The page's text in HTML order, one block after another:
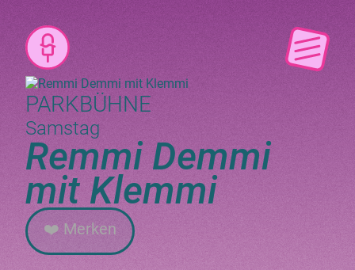
PARKBÜHNE
Samstag
Remmi Demmi
mit Klemmi
❤️ Merken